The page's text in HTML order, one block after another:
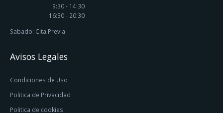
9:30 - 14:30
16:30 - 20:30
Sabado: Cita Previa
Avisos Legales
Condiciones de Uso
Politica de Privacidad
Politica de cookies